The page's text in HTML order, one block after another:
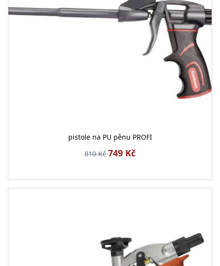
pistole na PU pěnu PROFI
810 Kč749 Kč